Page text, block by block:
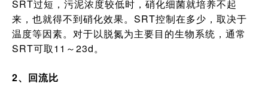
SRT过短，污泥浓度较低时，硝化细菌就培养不起
来，也就得不到硝化效果。SRT控制在多少，取决于
温度等因素。对于以脱氮为主要目的生物系统，通常
SRT可取11～23d。
2、回流比